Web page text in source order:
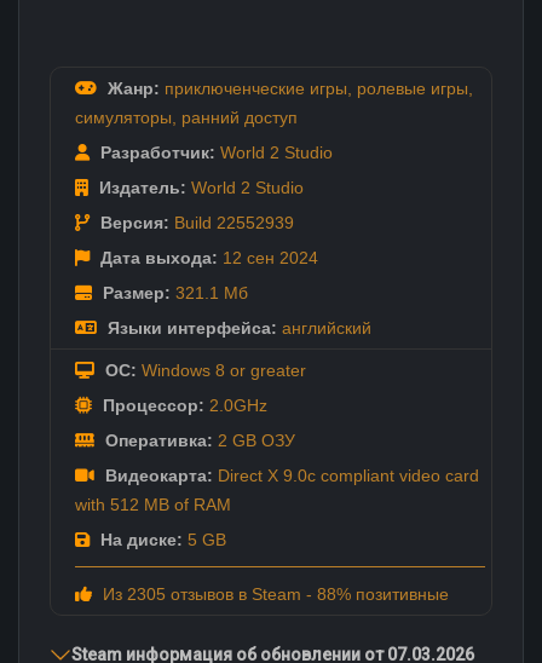
Жанр: приключенческие игры ролевые игры
симуляторы
ранний доступ
Разработчик: World 2 Studio
Издатель: World 2 Studio
Версия: Build 22552939
Дата выхода: 12 сен 2024
Размер: 321.1 Мб
Языки интерфейса: английский
ОС: Windows 8 or greater
Процессор: 2.0GHz
Оперативка: 2 GB ОЗУ
Видеокарта: Direct X 9.0c compliant video card
with 512 MB of RAM
На диске: 5 GB
Из 2305 отзывов в Steam - 88% позитивные
Steam информация об обновлении от 07.03.2026